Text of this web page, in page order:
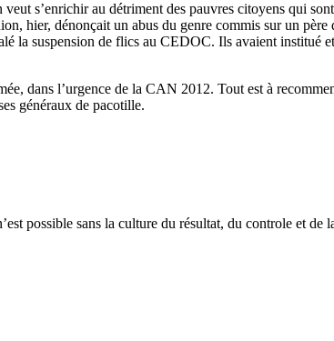
s’enrichir au détriment des pauvres citoyens qui
hier, dénonçait un abus du genre commis sur un
la suspension de flics au CEDOC. Ils avaient institué
dans l’urgence de la CAN 2012. Tout est à
généraux de pacotille.
possible sans la culture du résultat, du controle et de